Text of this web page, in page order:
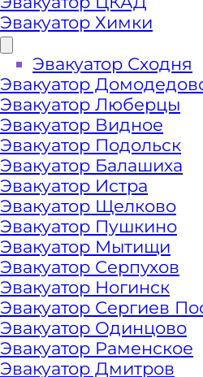
по Троицку
возможность
с автомобилем.
Эвакуатор Химки
Эвакуатор Сходня
Эвакуатор
Эвакуатор Люберцы
Эвакуатор Видное
Эвакуатор Подольск
Эвакуатор Балашиха
Эвакуатор Истра
Эвакуатор Щелково
Эвакуатор Пушкино
Эвакуатор Мытищи
Эвакуатор Серпухов
Эвакуатор Ногинск
Эвакуатор Сергиев
Эвакуатор Одинцово
Эвакуатор Раменское
Эвакуатор Дмитров